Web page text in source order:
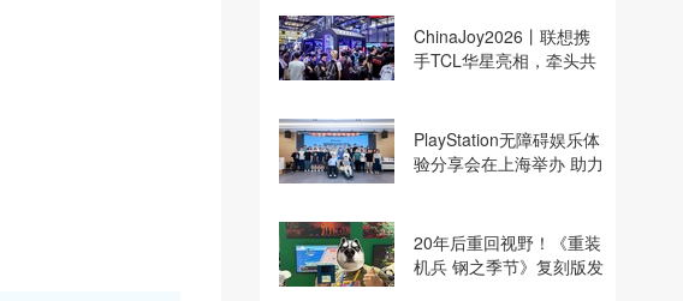
ChinaJoy2026丨联想携
手TCL华星亮相，牵头共
PlayStation无障碍娱乐体
验分享会在上海举办 助力
20年后重回视野！《重装
机兵 钢之季节》复刻版发